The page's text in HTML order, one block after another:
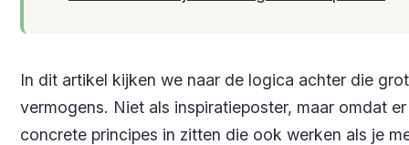
In dit artikel kijken we naar de logica achter die
vermogens. Niet als inspiratieposter, maar omdat er
concrete principes in zitten die ook werken als je